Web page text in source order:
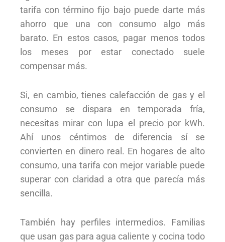
tarifa con término fijo bajo puede darte más
ahorro que una con consumo algo más
barato. En estos casos, pagar menos todos
los meses por estar conectado suele
compensar más.
Si, en cambio, tienes calefacción de gas y el
consumo se dispara en temporada fría,
necesitas mirar con lupa el precio por kWh.
Ahí unos céntimos de diferencia sí se
convierten en dinero real. En hogares de alto
consumo, una tarifa con mejor variable puede
superar con claridad a otra que parecía más
sencilla.
También hay perfiles intermedios. Familias
que usan gas para agua caliente y cocina todo